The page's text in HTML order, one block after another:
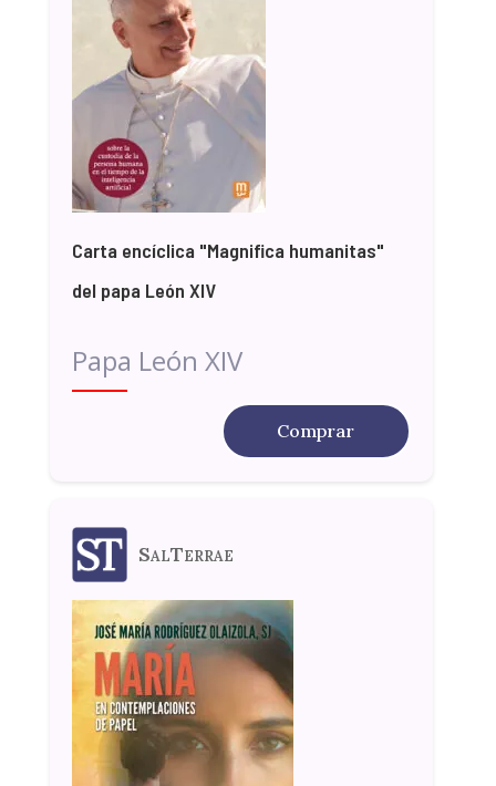
Carta encíclica "Magnifica humanitas"
del papa León XIV
Papa León XIV
Comprar
SalTerrae